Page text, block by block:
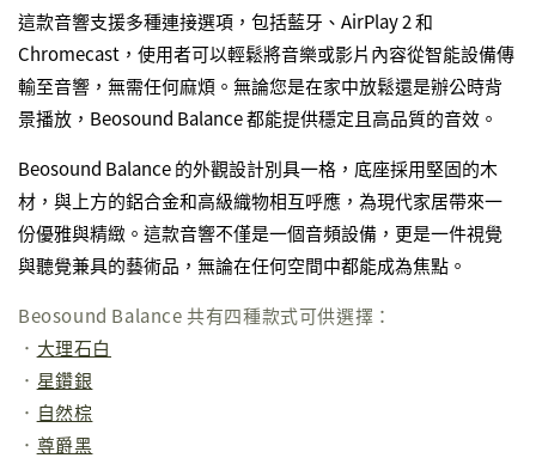
這款音響支援多種連接選項，包括藍牙、AirPlay 2 和
Chromecast，使用者可以輕鬆將音樂或影片內容從智能設備傳
輸至音響，無需任何麻煩。無論您是在家中放鬆還是辦公時背
景播放，Beosound Balance 都能提供穩定且高品質的音效。
Beosound Balance 的外觀設計別具一格，底座採用堅固的木
材，與上方的鋁合金和高級織物相互呼應，為現代家居帶來一
份優雅與精緻。這款音響不僅是一個音頻設備，更是一件視覺
與聽覺兼具的藝術品，無論在任何空間中都能成為焦點。
Beosound Balance 共有四種款式可供選擇：
． 大理石白
． 星鑽銀
． 自然棕
． 尊爵黑